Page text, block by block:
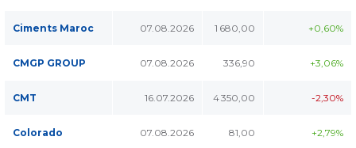
Ciments Maroc 07.08.2026 1 680,00 +0,60%
CMGP GROUP 07.08.2026 336,90 +3,06%
CMT 16.07.2026 4 350,00 -2,30%
Colorado 07.08.2026 81,00 +2,79%